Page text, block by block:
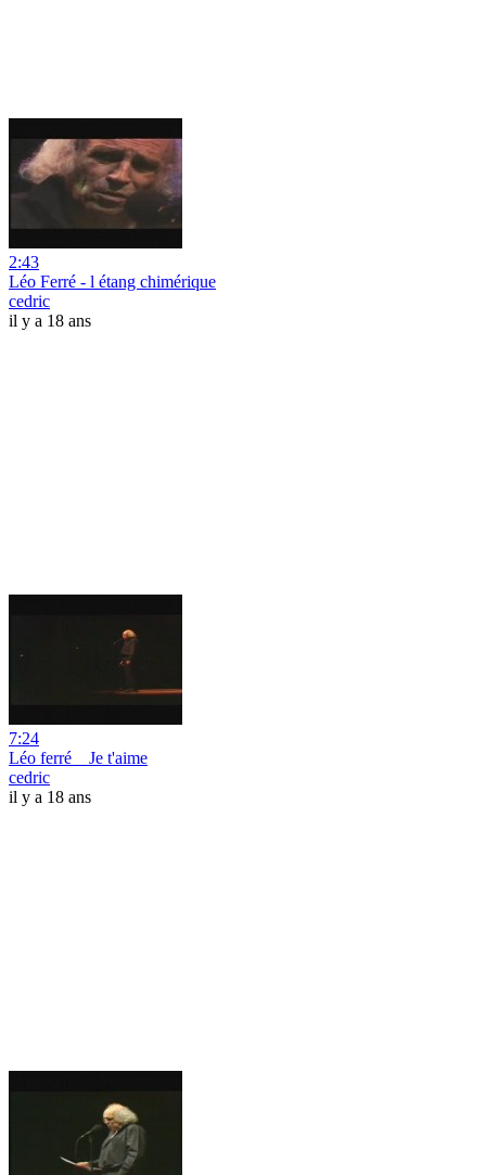
2:43
Léo Ferré - l étang chimérique
cedric
il y a 18 ans
7:24
Léo ferré _ Je t'aime
cedric
il y a 18 ans